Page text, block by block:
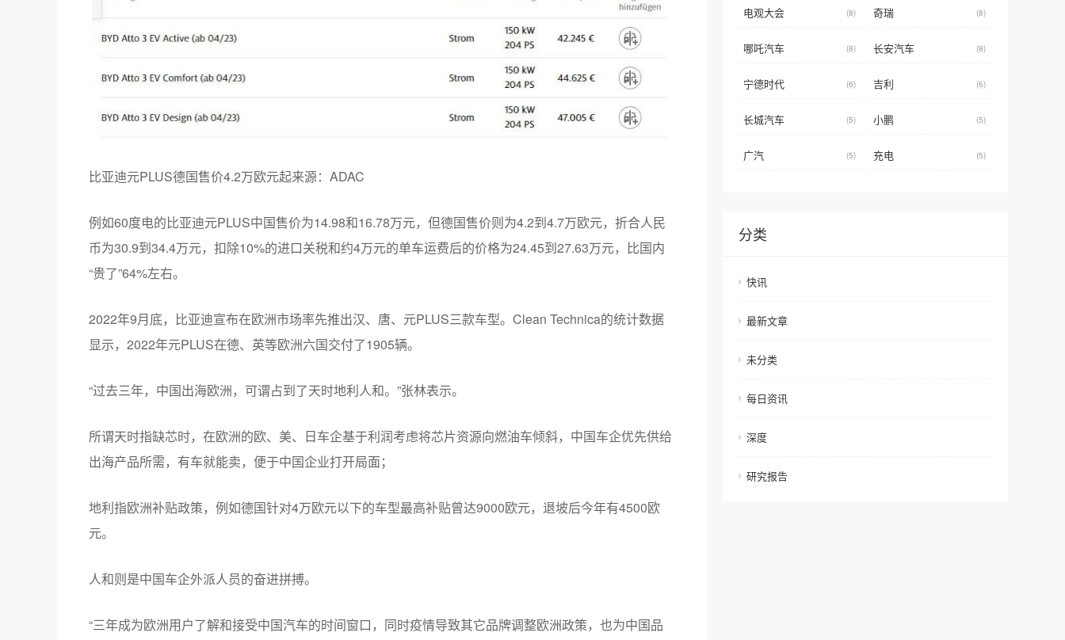
比亚迪元PLUS德国售价4.2万欧元起来源：ADAC
例如60度电的比亚迪元PLUS中国售价为14.98和16.78万元，但德国售价则为4.2到4.7万欧元，折合人民
币为30.9到34.4万元，扣除10%的进口关税和约4万元的单车运费后的价格为24.45到27.63万元，比国内
“贵了”64%左右。
2022年9月底，比亚迪宣布在欧洲市场率先推出汉、唐、元PLUS三款车型。Clean Technica的统计数据
显示，2022年元PLUS在德、英等欧洲六国交付了1905辆。
“过去三年，中国出海欧洲，可谓占到了天时地利人和。”张林表示。
所谓天时指缺芯时，在欧洲的欧、美、日车企基于利润考虑将芯片资源向燃油车倾斜，中国车企优先供给
出海产品所需，有车就能卖，便于中国企业打开局面；
地利指欧洲补贴政策，例如德国针对4万欧元以下的车型最高补贴曾达9000欧元，退坡后今年有4500欧
元。
人和则是中国车企外派人员的奋进拼搏。
“三年成为欧洲用户了解和接受中国汽车的时间窗口，同时疫情导致其它品牌调整欧洲政策，也为中国品
电观大会 (8) 奇瑞 (8)
哪吒汽车 (8) 长安汽车 (8)
宁德时代 (6) 吉利 (6)
长城汽车 (5) 小鹏 (5)
广汽 (5) 充电 (5)
分类
快讯
最新文章
未分类
每日资讯
深度
研究报告